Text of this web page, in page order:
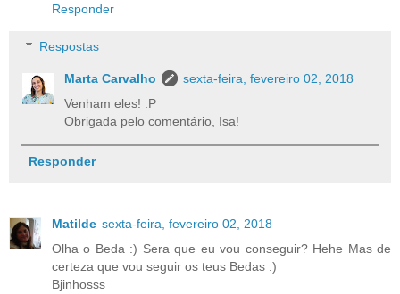
Responder
Respostas
Marta Carvalho
sexta-feira, fevereiro 02, 2018
Venham eles! :P
Obrigada pelo comentário, Isa!
Responder
Matilde sexta-feira, fevereiro 02, 2018
Olha o Beda :) Sera que eu vou conseguir? Hehe Mas de
certeza que vou seguir os teus Bedas :)
Bjinhosss